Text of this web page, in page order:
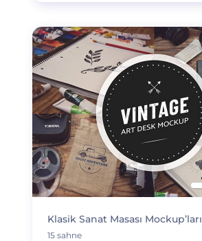
Klasik Sanat Masası Mockup’ları
15 sahne